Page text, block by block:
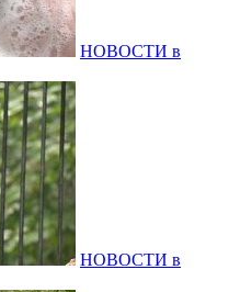
НОВОСТИ в
НОВОСТИ в